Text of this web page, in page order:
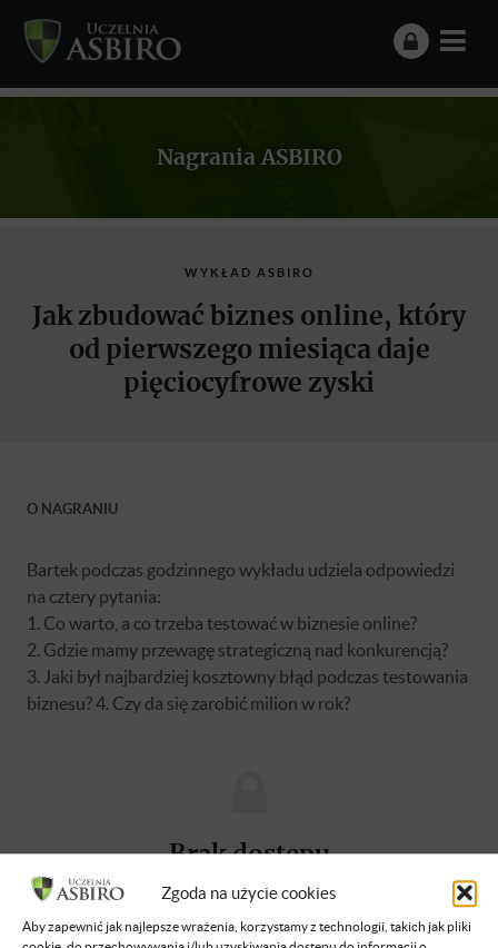
Zgoda na użycie cookies
Aby zapewnić jak najlepsze wrażenia, korzystamy z technologii, takich jak pliki
Nagrania ASBIRO
WYKŁAD ASBIRO
Jak zbudować biznes online, który
od pierwszego miesiąca daje
pięciocyfrowe zyski
O NAGRANIU
Bartek podczas godzinnego wykładu udziela odpowiedzi
na cztery pytania:
1. Co warto, a co trzeba testować w biznesie online?
2. Gdzie mamy przewagę strategiczną nad konkurencją?
3. Jaki był najbardziej kosztowny błąd podczas testowania
biznesu? 4. Czy da się zarobić milion w rok?
Brak dostępu
Nie masz dostępu do tej podstrony.
Zaloguj się